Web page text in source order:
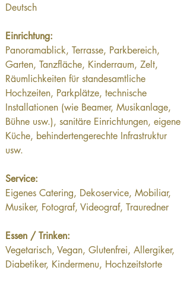
Deutsch
Einrichtung:
Panoramablick, Terrasse, Parkbereich,
Garten, Tanzfläche, Kinderraum, Zelt,
Räumlichkeiten für standesamtliche
Hochzeiten, Parkplätze, technische
Installationen (wie Beamer, Musikanlage,
Bühne usw.), sanitäre Einrichtungen, eigene
Küche, behindertengerechte Infrastruktur
usw.
Service:
Eigenes Catering, Dekoservice, Mobiliar,
Musiker, Fotograf, Videograf, Trauredner
Essen / Trinken:
Vegetarisch, Vegan, Glutenfrei, Allergiker,
Diabetiker, Kindermenu, Hochzeitstorte